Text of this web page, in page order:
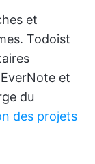
et
Todoist
EverNote et
du
des projets